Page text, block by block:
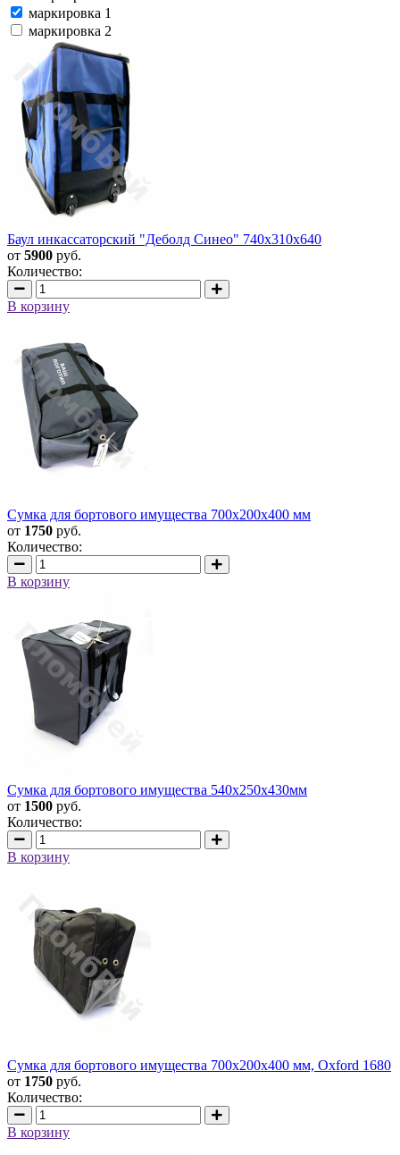
маркировка 1
маркировка 2
Баул инкассаторский "Деболд Синео" 740х310х640
от 5900 руб.
Количество:
В корзину
Сумка для бортового имущества 700х200х400 мм
от 1750 руб.
Количество:
В корзину
Сумка для бортового имущества 540х250х430мм
от 1500 руб.
Количество:
В корзину
Сумка для бортового имущества 700х200х400 мм, Oxford 1680
от 1750 руб.
Количество:
В корзину